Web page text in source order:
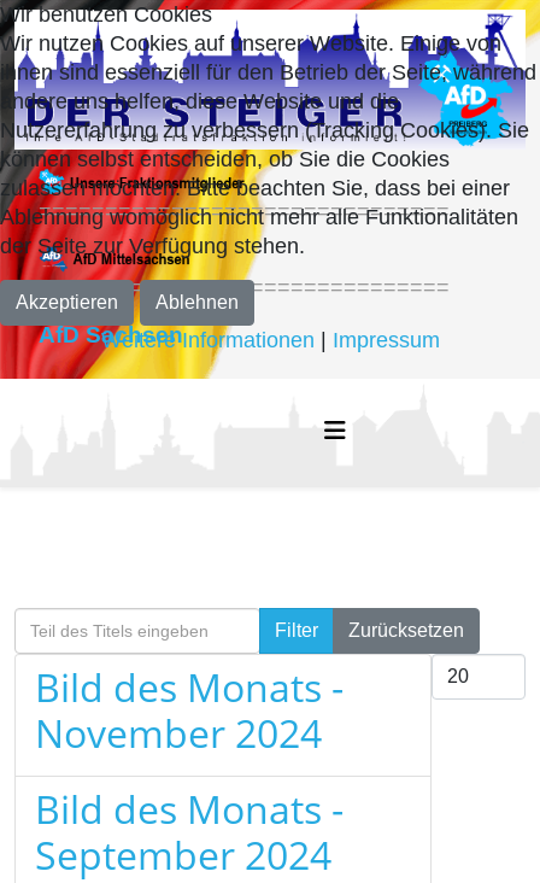
===============================
===============================
AfD Sachsen
Teil des Titels eingeben Filter Zurücksetzen
Anzeige #
Bild des Monats -
November 2024
Bild des Monats -
September 2024
Wir benutzen Cookies
Wir nutzen Cookies auf unserer Website. Einige von
ihnen sind essenziell für den Betrieb der Seite, während
andere uns helfen, diese Website und die
Nutzererfahrung zu verbessern (Tracking Cookies). Sie
können selbst entscheiden, ob Sie die Cookies
zulassen möchten. Bitte beachten Sie, dass bei einer
Ablehnung womöglich nicht mehr alle Funktionalitäten
der Seite zur Verfügung stehen.
Akzeptieren Ablehnen
Weitere Informationen Impressum